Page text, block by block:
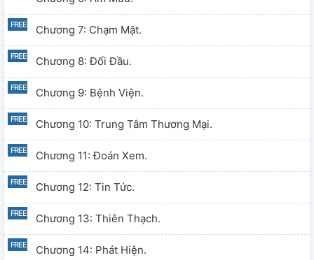
Chương 7: Chạm Mặt.
Chương 8: Đối Đầu.
Chương 9: Bệnh Viện.
Chương 10: Trung Tâm Thương Mại.
Chương 11: Đoán Xem.
Chương 12: Tin Tức.
Chương 13: Thiên Thạch.
Chương 14: Phát Hiện.